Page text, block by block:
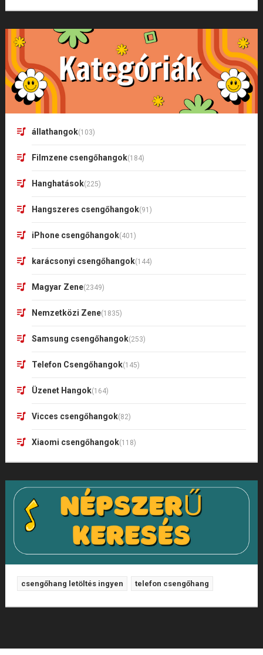
állathangok(103)
Filmzene csengőhangok(184)
Hanghatások(225)
Hangszeres csengőhangok(91)
iPhone csengőhangok(401)
karácsonyi csengőhangok(144)
Magyar Zene(2349)
Nemzetközi Zene(1835)
Samsung csengőhangok(253)
Telefon Csengőhangok(145)
Üzenet Hangok(164)
Vicces csengőhangok(82)
Xiaomi csengőhangok(118)
csengőhang letöltés ingyen telefon csengőhang